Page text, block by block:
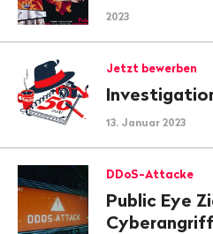
2023
Jetzt bewerben
13. Januar 2023
DDoS-Attacke
Public Eye